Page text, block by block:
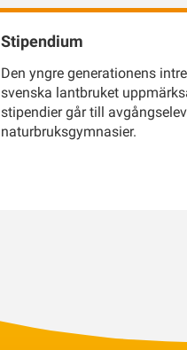
Stipendium
Den yngre generationens
svenska lantbruket
stipendier går till
naturbruksgymnasier.